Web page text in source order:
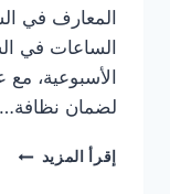
المعارف في
الساعات في
الأسبوعية،
لضمان نظافة…
إقرأ المزيد